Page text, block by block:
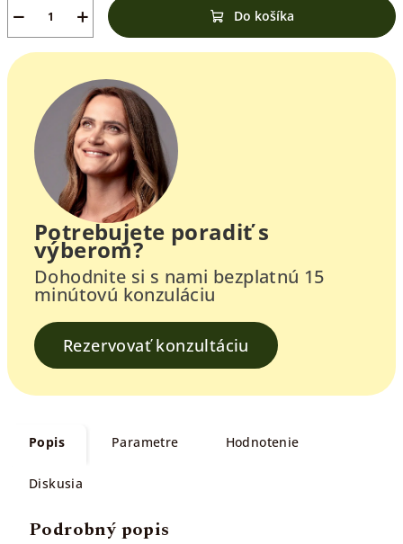
+
− Do košíka
Potrebujete poradiť s
výberom?
Dohodnite si s nami bezplatnú 15
minútovú konzuláciu
Rezervovať konzultáciu
Popis Parametre Hodnotenie
Diskusia
Podrobný popis